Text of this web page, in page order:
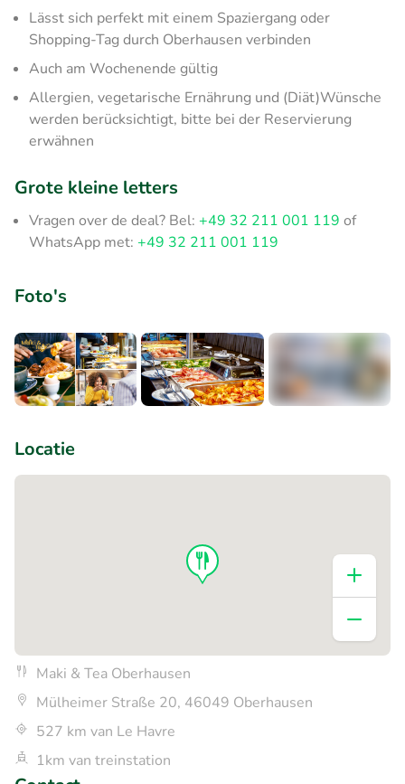
Lässt sich perfekt mit einem Spaziergang oder
Shopping-Tag durch Oberhausen verbinden
Auch am Wochenende gültig
Allergien, vegetarische Ernährung und (Diät)Wünsche
werden berücksichtigt, bitte bei der Reservierung
erwähnen
Grote kleine letters
Vragen over de deal? Bel: +49 32 211 001 119 of
WhatsApp met: +49 32 211 001 119
Foto's
Locatie
Maki & Tea Oberhausen
Mülheimer Straße 20, 46049 Oberhausen
527 km van Le Havre
1km van treinstation